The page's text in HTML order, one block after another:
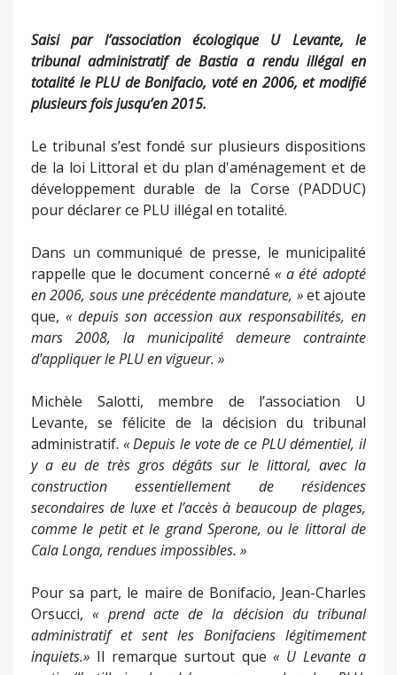
Saisi par l’association écologique U Levante, le
tribunal administratif de Bastia a rendu illégal en
totalité le PLU de Bonifacio, voté en 2006, et modifié
plusieurs fois jusqu’en 2015.
Le tribunal s’est fondé sur plusieurs dispositions
de la loi Littoral et du plan d'aménagement et de
développement durable de la Corse (PADDUC)
pour déclarer ce PLU illégal en totalité.
Dans un communiqué de presse, le municipalité
rappelle que le document concerné« a été adopté
en 2006, sous une précédente mandature, »et ajoute
que, « depuis son accession aux responsabilités, en
mars 2008, la municipalité demeure contrainte
d’appliquer le PLU en vigueur. »
Michèle Salotti, membre de l’association U
Levante, se félicite de la décision du tribunal
administratif. « Depuis le vote de ce PLU démentiel, il
y a eu de très gros dégâts sur le littoral, avec la
construction essentiellement de résidences
secondaires de luxe et l’accès à beaucoup de plages,
comme le petit et le grand Sperone, ou le littoral de
Cala Longa, rendues impossibles. »
Pour sa part, le maire de Bonifacio, Jean-Charles
Orsucci,« prend acte de la décision du tribunal
administratif et sent les Bonifaciens légitimement
inquiets.» Il remarque surtout que« U Levante a